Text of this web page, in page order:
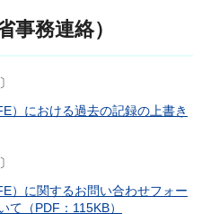
事務連絡）
）における過去の記録の上書き
）に関するお問い合わせフォー
て（PDF：115KB）